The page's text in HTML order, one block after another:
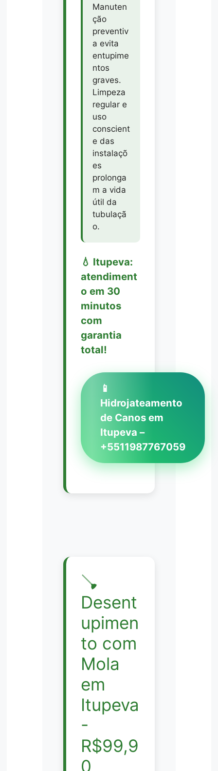
Manuten
ção
preventiv
a evita
entupime
ntos
graves.
Limpeza
regular e
uso
conscient
e das
instalaçõ
es
prolonga
m a vida
útil da
tubulaçã
o.
💧 Itupeva:
atendiment
o em 30
minutos
com
garantia
total!
📱
Hidrojateamento
de Canos em
Itupeva –
+5511987767059
🪠
Desent
upimen
to com
Mola
em
Itupeva
-
R$99,9
0